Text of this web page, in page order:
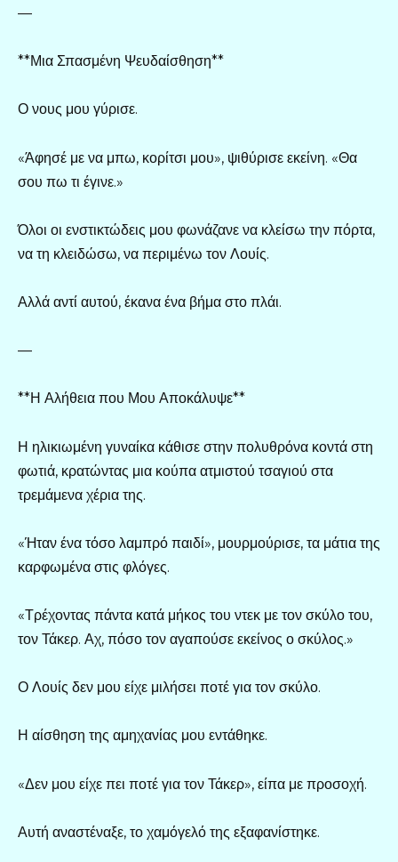
—
**Μια Σπασμένη Ψευδαίσθηση**
Ο νους μου γύρισε.
«Άφησέ με να μπω, κορίτσι μου», ψιθύρισε εκείνη. «Θα
σου πω τι έγινε.»
Όλοι οι ενστικτώδεις μου φωνάζανε να κλείσω την πόρτα,
να τη κλειδώσω, να περιμένω τον Λουίς.
Αλλά αντί αυτού, έκανα ένα βήμα στο πλάι.
—
**Η Αλήθεια που Μου Αποκάλυψε**
Η ηλικιωμένη γυναίκα κάθισε στην πολυθρόνα κοντά στη
φωτιά, κρατώντας μια κούπα ατμιστού τσαγιού στα
τρεμάμενα χέρια της.
«Ήταν ένα τόσο λαμπρό παιδί», μουρμούρισε, τα μάτια της
καρφωμένα στις φλόγες.
«Τρέχοντας πάντα κατά μήκος του ντεκ με τον σκύλο του,
τον Τάκερ. Αχ, πόσο τον αγαπούσε εκείνος ο σκύλος.»
Ο Λουίς δεν μου είχε μιλήσει ποτέ για τον σκύλο.
Η αίσθηση της αμηχανίας μου εντάθηκε.
«Δεν μου είχε πει ποτέ για τον Τάκερ», είπα με προσοχή.
Αυτή αναστέναξε, το χαμόγελό της εξαφανίστηκε.